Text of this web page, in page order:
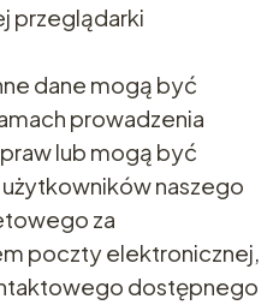
przeglądarki
dane mogą być
prowadzenia
lub mogą być
naszego
za
poczty elektronicznej,
dostępnego